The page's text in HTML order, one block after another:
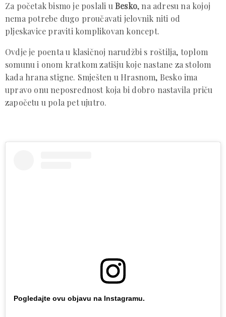
Za početak bismo je poslali u Besko, na adresu na kojoj
nema potrebe dugo proučavati jelovnik niti od
pljeskavice praviti komplikovan koncept.
Ovdje je poenta u klasičnoj narudžbi s roštilja, toplom
somunu i onom kratkom zatišju koje nastane za stolom
kada hrana stigne. Smješten u Hrasnom, Besko ima
upravo onu neposrednost koja bi dobro nastavila priču
započetu u pola pet ujutro.
Pogledajte ovu objavu na Instagramu.